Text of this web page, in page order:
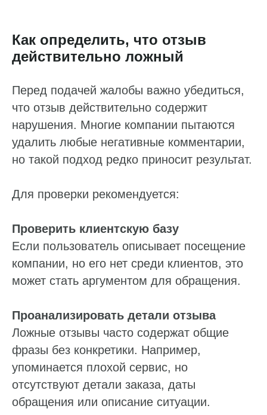
Как определить, что отзыв
действительно ложный
Перед подачей жалобы важно убедиться,
что отзыв действительно содержит
нарушения. Многие компании пытаются
удалить любые негативные комментарии,
но такой подход редко приносит результат.
Для проверки рекомендуется:
Проверить клиентскую базу
Если пользователь описывает посещение
компании, но его нет среди клиентов, это
может стать аргументом для обращения.
Проанализировать детали отзыва
Ложные отзывы часто содержат общие
фразы без конкретики. Например,
упоминается плохой сервис, но
отсутствуют детали заказа, даты
обращения или описание ситуации.